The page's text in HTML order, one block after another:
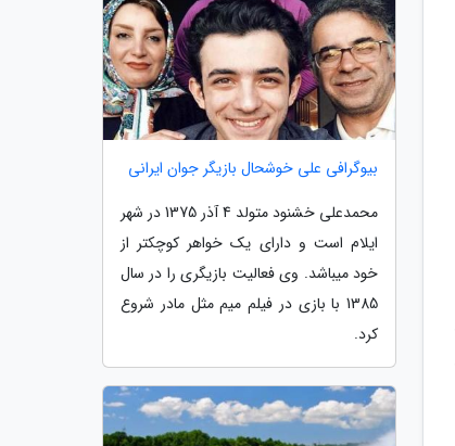
بیوگرافی علی خوشحال بازیگر جوان ایرانی
محمدعلی خشنود متولد 4 آذر 1375 در شهر
ایلام است و دارای یک خواهر کوچکتر از
خود میباشد. وی فعالیت بازیگری را در سال
1385 با بازی در فیلم میم مثل مادر شروع
کرد.